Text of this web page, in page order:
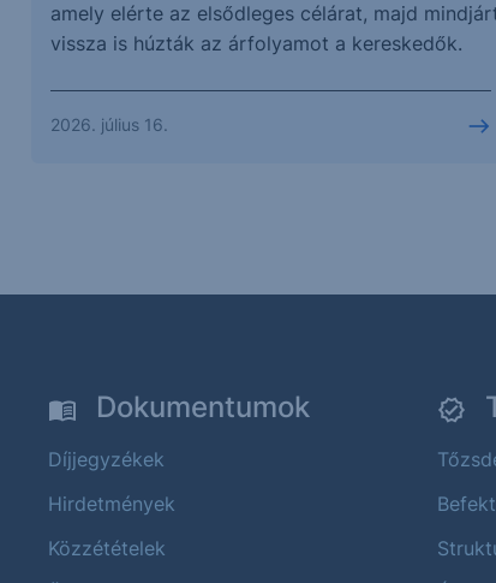
amely elérte az elsődleges célárat, majd
vissza is húzták az árfolyamot a kereskedők.
2026. július 16.
Dokumentumok
Díjjegyzékek
Hirdetmények
Közzétételek